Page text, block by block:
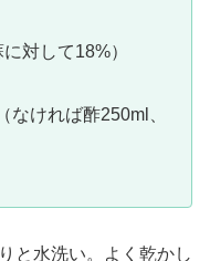
して18%）
れば酢250ml、
と水洗い。よく乾かし